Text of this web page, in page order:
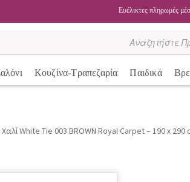
Ευέλικτες πληρωμές
Κουζίνα-Τραπεζαρία Παιδικά
Χαλί White Tie 003 BROWN Royal Carpet – 190 x 290